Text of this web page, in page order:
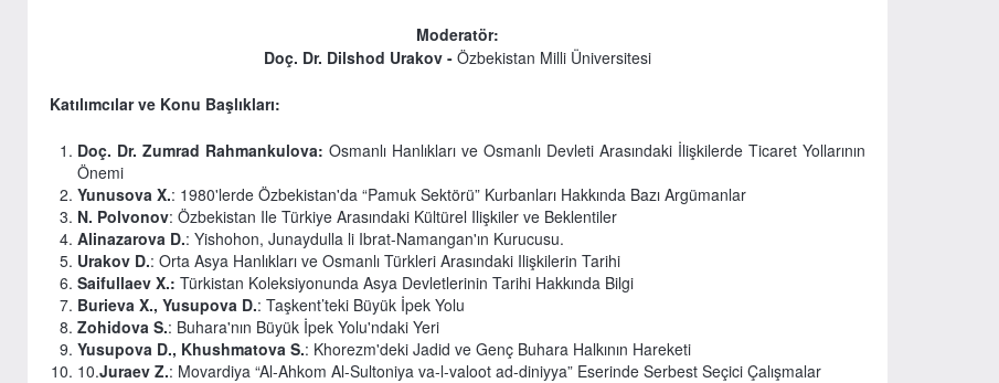
Moderatör:
Doç. Dr. Dilshod Urakov - Özbekistan Milli Üniversitesi
Katılımcılar ve Konu Başlıkları:
Doç. Dr. Zumrad Rahmankulova: Osmanlı Hanlıkları ve Osmanlı Devleti Arasındaki İlişkilerde Ticaret Yollarının
Önemi
Yunusova X.: 1980'lerde Özbekistan'da “Pamuk Sektörü” Kurbanları Hakkında Bazı Argümanlar
N. Polvonov: Özbekistan Ile Türkiye Arasındaki Kültürel Ilişkiler ve Beklentiler
Alinazarova D.: Yishohon, Junaydulla li Ibrat-Namangan'ın Kurucusu.
Urakov D.: Orta Asya Hanlıkları ve Osmanlı Türkleri Arasındaki Ilişkilerin Tarihi
Saifullaev X.: Türkistan Koleksiyonunda Asya Devletlerinin Tarihi Hakkında Bilgi
Burieva X., Yusupova D.: Taşkent’teki Büyük İpek Yolu
Zohidova S.: Buhara'nın Büyük İpek Yolu'ndaki Yeri
Yusupova D., Khushmatova S.: Khorezm'deki Jadid ve Genç Buhara Halkının Hareketi
10.Juraev Z.: Movardiya “Al-Ahkom Al-Sultoniya va-l-valoot ad-diniyya” Eserinde Serbest Seçici Çalışmalar